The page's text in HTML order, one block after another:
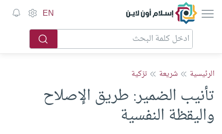
إسلام أون لاين EN
الرئيسية شريعة تزكية
تأنيب الضمير: طريق الإصلاح
واليقظة النفسية